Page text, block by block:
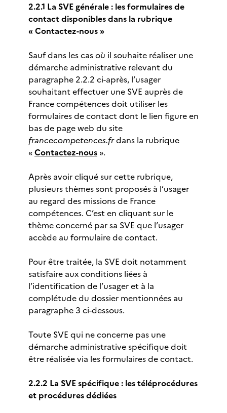
2.2.1 La SVE générale : les formulaires de
contact disponibles dans la rubrique
« Contactez-nous »
Sauf dans les cas où il souhaite réaliser une
démarche administrative relevant du
paragraphe 2.2.2 ci-après, l’usager
souhaitant effectuer une SVE auprès de
France compétences doit utiliser les
formulaires de contact dont le lien figure en
bas de page web du site
francecompetences.frdans la rubrique
«Contactez-nous ».
Après avoir cliqué sur cette rubrique,
plusieurs thèmes sont proposés à l’usager
au regard des missions de France
compétences. C’est en cliquant sur le
thème concerné par sa SVE que l’usager
accède au formulaire de contact.
Pour être traitée, la SVE doit notamment
satisfaire aux conditions liées à
l’identification de l’usager et à la
complétude du dossier mentionnées au
paragraphe 3 ci-dessous.
Toute SVE qui ne concerne pas une
démarche administrative spécifique doit
être réalisée via les formulaires de contact.
2.2.2 La SVE spécifique : les téléprocédures
et procédures dédiées